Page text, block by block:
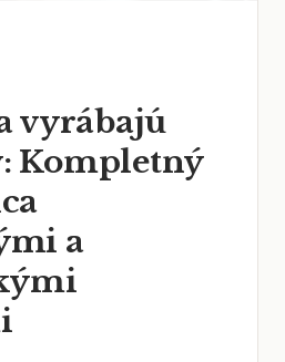
vyrábajú
Kompletný
a